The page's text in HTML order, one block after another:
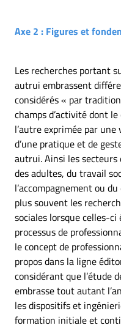
Axe 2 : Figures et
Les recherches portant
autrui embrassent
considérés « par
champs d’activité dont
l’autre exprimée par une
d’une pratique et de
autrui. Ainsi les secteurs
des adultes, du travail
l’accompagnement ou
plus souvent les
sociales lorsque celles-
processus de
le concept de
propos dans la ligne
considérant que l’étude
embrasse tout autant
les dispositifs et
formation initiale et